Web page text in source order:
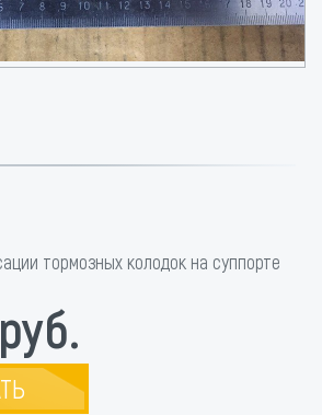
тормозных колодок на суппорте